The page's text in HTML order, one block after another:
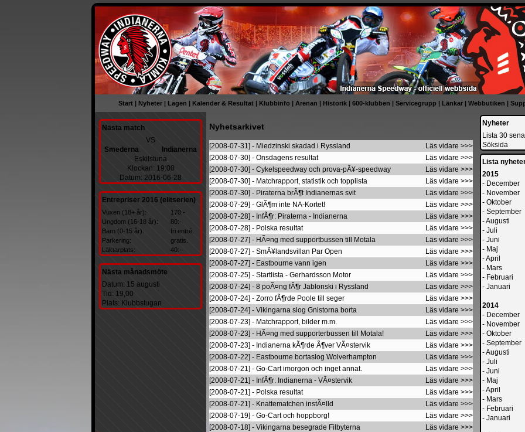
Start | Nyheter | Lagen | Kalender & Resultat | Klubbinfo | Arenan | Historik | 600-klubben | Servicegrupp | Länkar | Webbutiken |
Nästa match
VS
Smederna Indianerna
Eskilstuna
Klockan: 19:00
Datum: 2016-06-28
Entrepriser 2016 (elitserien)
Vuxen (18+ år):
170:-
Ungdom (16-18 år):
80:-
Barn (0-15 år):
fri entré.
Parkering:
gratis.
Läktarplats:
40:-
Nästa månadsmöte
Datum: 15 augusti
Tid: 19,00
Plats: Klubbstugan
Nyhetsarkivet
[2008-07-31] - Miedzinski skadad i Ryssland
Läs vidare >>>
[2008-07-30] - Onsdagens resultat
Läs vidare >>>
[2008-07-30] - Cykelspeedway och prova-pÃ¥-speedway
Läs vidare >>>
[2008-07-30] - Matchrapport, statistik och topplista
Läs vidare >>>
[2008-07-30] - Piraterna brÃ¶t Indianernas svit
Läs vidare >>>
[2008-07-29] - GlÃ¶m inte NA-Kortet!
Läs vidare >>>
[2008-07-28] - InfÃ¶r: Piraterna - Indianerna
Läs vidare >>>
[2008-07-28] - Polska resultat
Läs vidare >>>
[2008-07-27] - HÃ¤ng med supportbussen till Motala
Läs vidare >>>
[2008-07-27] - SmÃ¥landsvillan Par Open
Läs vidare >>>
[2008-07-27] - Eastbourne vann igen
Läs vidare >>>
[2008-07-25] - Startlista - Gerhardsson Motor
Läs vidare >>>
[2008-07-24] - 8 poÃ¤ng fÃ¶r Jablonski i Ryssland
Läs vidare >>>
[2008-07-24] - Zorro fÃ¶rde Poole till seger
Läs vidare >>>
[2008-07-24] - Vikingarna slog Gnistorna borta
Läs vidare >>>
[2008-07-23] - Matchrapport, bilder m.m.
Läs vidare >>>
[2008-07-23] - HÃ¤ng med supporterbussen till Motala!
Läs vidare >>>
[2008-07-23] - Indianerna kÃ¶rde Ã¶ver VÃ¤stervik
Läs vidare >>>
[2008-07-22] - Eastbourne bortaslog Wolverhampton
Läs vidare >>>
[2008-07-21] - Go-Cart imorgon och inget annat.
Läs vidare >>>
[2008-07-21] - InfÃ¶r: Indianerna - VÃ¤stervik
Läs vidare >>>
[2008-07-21] - Polska resultat
Läs vidare >>>
[2008-07-21] - Knattematchen instÃ¤lld
Läs vidare >>>
[2008-07-19] - Go-Cart och hoppborg!
Läs vidare >>>
[2008-07-18] - Vikingarna besegrade Filbyterna
Läs vidare >>>
Nyheter
Lista 30
Söksida
Lista
2015
- December
- November
- Oktober
- September
-Augusti
- Juli
- Juni
- Maj
-April
- Mars
- Februari
- Januari
2014
- December
- November
- Oktober
- September
-Augusti
- Juli
- Juni
- Maj
-April
- Mars
- Februari
- Januari